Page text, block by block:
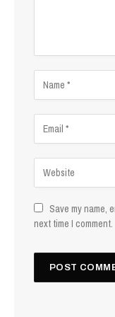
Save my name,
next time I comment.